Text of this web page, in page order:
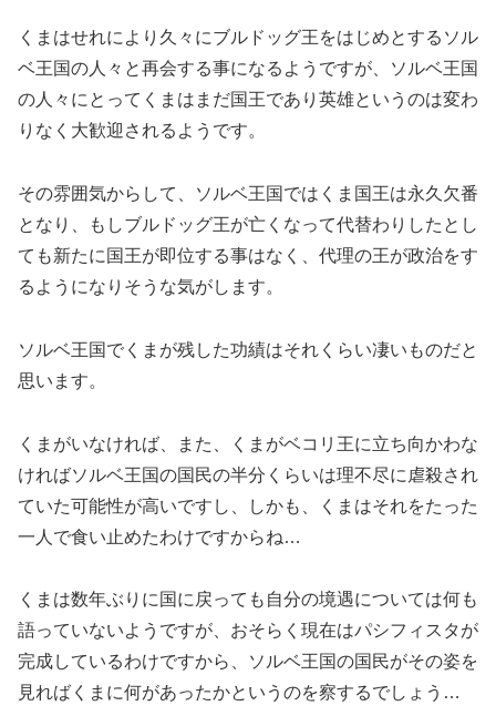
くまはせれにより久々にブルドッグ王をはじめとするソル
ベ王国の人々と再会する事になるようですが、ソルベ王国
の人々にとってくまはまだ国王であり英雄というのは変わ
りなく大歓迎されるようです。
その雰囲気からして、ソルベ王国ではくま国王は永久欠番
となり、もしブルドッグ王が亡くなって代替わりしたとし
ても新たに国王が即位する事はなく、代理の王が政治をす
るようになりそうな気がします。
ソルベ王国でくまが残した功績はそれくらい凄いものだと
思います。
くまがいなければ、また、くまがベコリ王に立ち向かわな
ければソルベ王国の国民の半分くらいは理不尽に虐殺され
ていた可能性が高いですし、しかも、くまはそれをたった
一人で食い止めたわけですからね…
くまは数年ぶりに国に戻っても自分の境遇については何も
語っていないようですが、おそらく現在はパシフィスタが
完成しているわけですから、ソルベ王国の国民がその姿を
見ればくまに何があったかというのを察するでしょう…